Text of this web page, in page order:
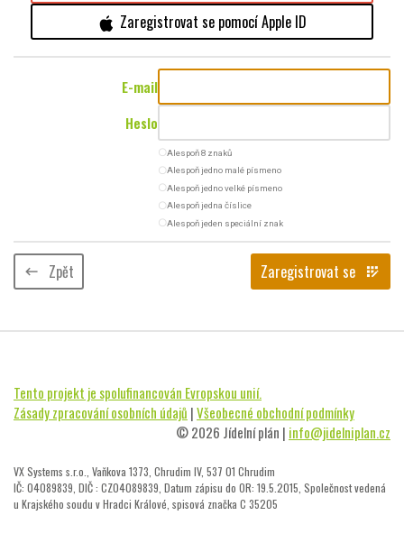
Zaregistrovat se pomocí Apple ID
E-mail
Heslo
radio_button_uncheckedAlespoň 8 znaků
radio_button_uncheckedAlespoň jedno malé písmeno
radio_button_uncheckedAlespoň jedno velké písmeno
radio_button_uncheckedAlespoň jedna číslice
radio_button_uncheckedAlespoň jeden speciální znak
keyboard_backspace Zpět Zaregistrovat se app_registration
Tento projekt je spolufinancován Evropskou unií.
Zásady zpracování osobních údajů |Všeobecné obchodní podmínky
© 2026 Jídelní plán | info@jidelniplan.cz
VX Systems s.r.o., Vaňkova 1373, Chrudim IV, 537 01 Chrudim
IČ: 04089839, DIČ : CZ04089839, Datum zápisu do OR: 19.5.2015, Společnost vedená
u Krajského soudu v Hradci Králové, spisová značka C 35205